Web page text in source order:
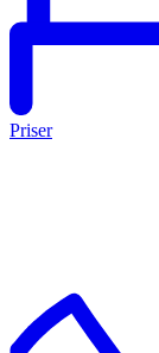
Priser